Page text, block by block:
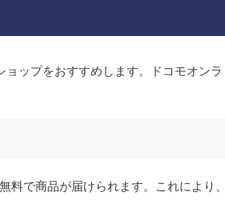
ップをおすすめします。ドコモオンラ
料で商品が届けられます。これにより、